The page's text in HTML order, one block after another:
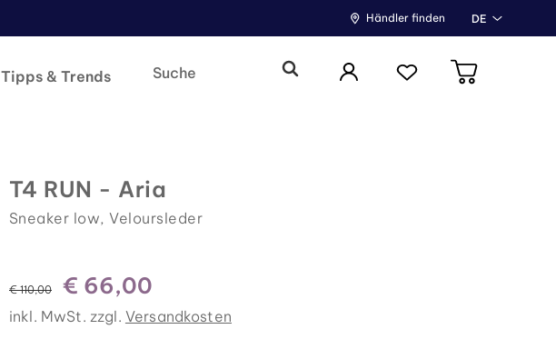
Händler finden DE
Tipps & Trends
T4 RUN - Aria
Sneaker low, Veloursleder
statt
€ 110,00 € 66,00
inkl. MwSt. zzgl. Versandkosten